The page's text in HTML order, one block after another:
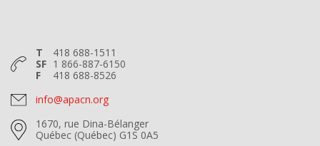
T
418 688-1511
SF 1 866-887-6150
F
418 688-8526
info@apacn.org
1670, rue Dina-Bélanger
Québec (Québec) G1S 0A5